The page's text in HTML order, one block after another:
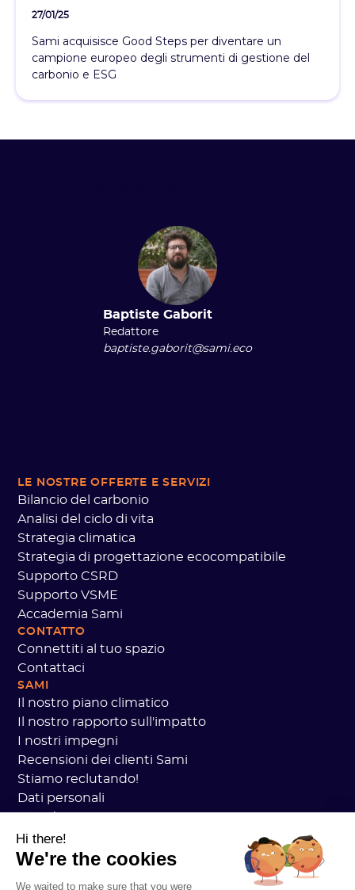
27/01/25
Sami acquisisce Good Steps per diventare un
campione europeo degli strumenti di gestione del
carbonio e ESG
Baptiste Gaborit
Redattore
baptiste.gaborit@sami.eco
LE NOSTRE OFFERTE E SERVIZI
Bilancio del carbonio
Analisi del ciclo di vita
Strategia climatica
Strategia di progettazione ecocompatibile
Supporto CSRD
Supporto VSME
Accademia Sami
CONTATTO
Connettiti al tuo spazio
Contattaci
SAMI
Il nostro piano climatico
Il nostro rapporto sull'impatto
I nostri impegni
Recensioni dei clienti Sami
Stiamo reclutando!
Dati personali
sicurezza
Stato dei servizi
Hi there!
We're the cookies
We waited to make sure that you were